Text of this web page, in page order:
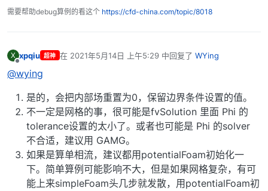
需要帮助debug算例的看这个 https://cfd-china.com/topic/8018
X xpqiu 超神 在 2021年5月14日 上午5:29中回复了 WYing
最后由 编辑
@wying
是的，会把内部场重置为0，保留边界条件设置的值。
不一定是网格的事，很可能是fvSolution 里面 Phi 的
tolerance设置的太小了。或者也可能是 Phi 的solver
不合适，建议用 GAMG。
如果是算单相流，建议都用potentialFoam初始化一
下。简单算例可能影响不大，但是如果网格复杂，有可
能上来simpleFoam头几步就发散，用potentialFoam初